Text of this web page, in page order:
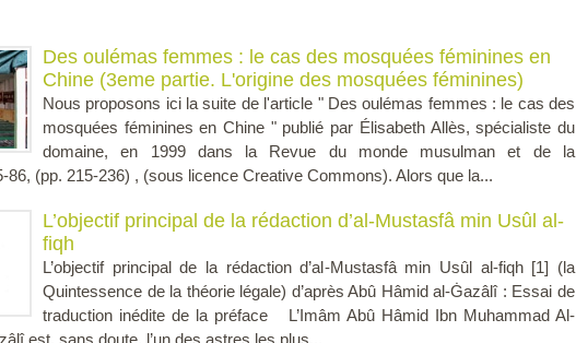
Des oulémas femmes : le cas des mosquées féminines en
Chine (3eme partie. L'origine des mosquées féminines)
Nous proposons ici la suite de l'article " Des oulémas femmes : le cas des
mosquées féminines en Chine " publié par Élisabeth Allès, spécialiste du
domaine, en 1999 dans la Revue du monde musulman et de la
86, (pp. 215-236) , (sous licence Creative Commons). Alors que la...
L’objectif principal de la rédaction d’al-Mustasfâ min Usûl al-
fiqh
L’objectif principal de la rédaction d’al-Mustasfâ min Usûl al-fiqh [1] (la
Quintessence de la théorie légale) d’après Abû Hâmid al-Ġazâlî : Essai de
traduction inédite de la préface L’Imâm Abû Hâmid Ibn Muhammad Al-
est, sans doute, l’un des astres les plus...